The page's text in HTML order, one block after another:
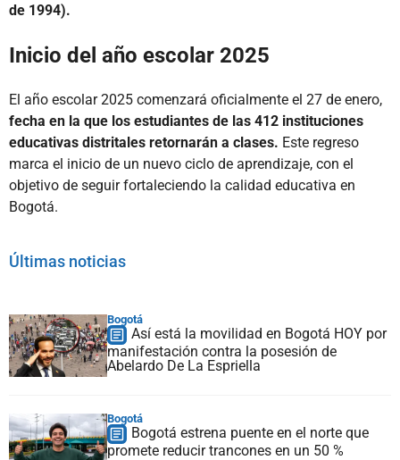
de 1994).
Inicio del año escolar 2025
El año escolar 2025 comenzará oficialmente el 27 de enero,
fecha en la que los estudiantes de las 412 instituciones
educativas distritales retornarán a clases. Este regreso
marca el inicio de un nuevo ciclo de aprendizaje, con el
objetivo de seguir fortaleciendo la calidad educativa en
Bogotá.
Últimas noticias
Bogotá
Así está la movilidad en Bogotá HOY por
manifestación contra la posesión de
Abelardo De La Espriella
Bogotá
Bogotá estrena puente en el norte que
promete reducir trancones en un 50 %